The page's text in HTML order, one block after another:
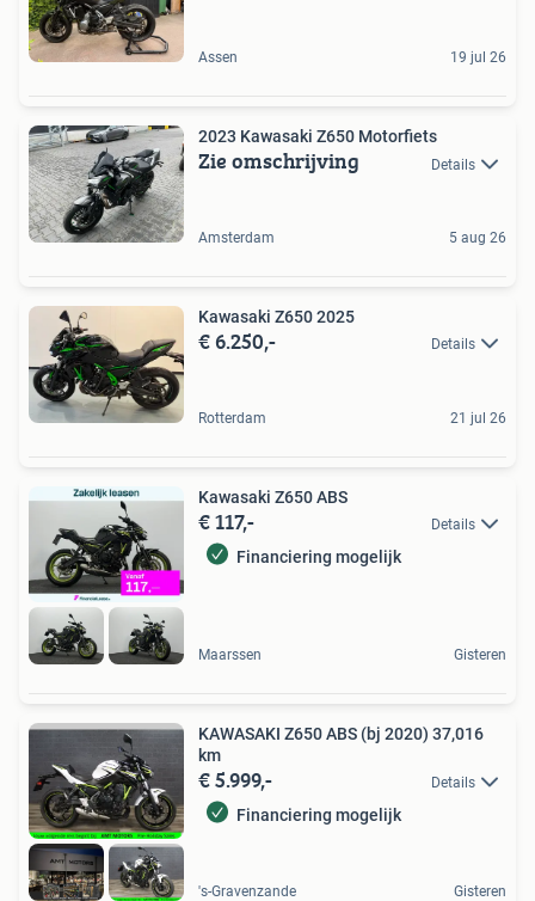
Assen 19 jul 26
2023 Kawasaki Z650 Motorfiets
Zie omschrijving Details
Amsterdam 5 aug 26
Kawasaki Z650 2025
€ 6.250,- Details
Rotterdam 21 jul 26
Kawasaki Z650 ABS
€ 117,- Details
Financiering mogelijk
Maarssen Gisteren
KAWASAKI Z650 ABS (bj 2020) 37,016
km
€ 5.999,- Details
Financiering mogelijk
's-Gravenzande Gisteren